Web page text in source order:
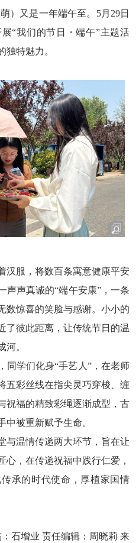
）
又是一年端午至。5月29日
“我们的节日・端午”主题活
独特魅力。
汉服，将数百条寓意健康平安
声声真诚的“端午安康”，一条
数惊喜的笑脸与感谢。小小的
了彼此距离，让传统节日的温
河。
同学们化身“手艺人”，在老师
五彩丝线在指尖灵巧穿梭、缠
祝福的精致彩绳逐渐成型，古
中被重新赋予生命。
与温情传递两大环节，旨在让
，在传递祝福中践行仁爱，
承的时代使命，厚植家国情
：石增业 责任编辑：周晓莉 来